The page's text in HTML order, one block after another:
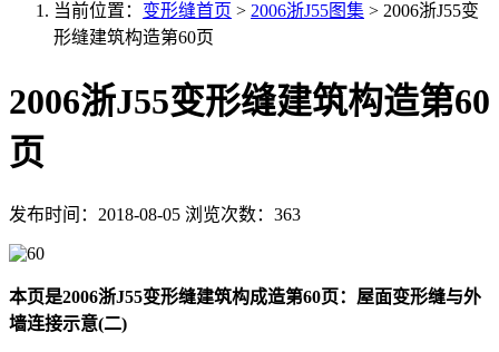
当前位置： 变形缝首页 > 2006浙J55图集 > 2006浙J55变
形缝建筑构造第60页
2006浙J55变形缝建筑构造第60
页
发布时间：2018-08-05 浏览次数：363
本页是2006浙J55变形缝建筑构成造第60页：屋面变形缝与外
墙连接示意(二)